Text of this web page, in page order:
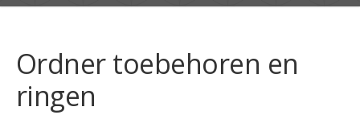
Ordner toebehoren en
ringen